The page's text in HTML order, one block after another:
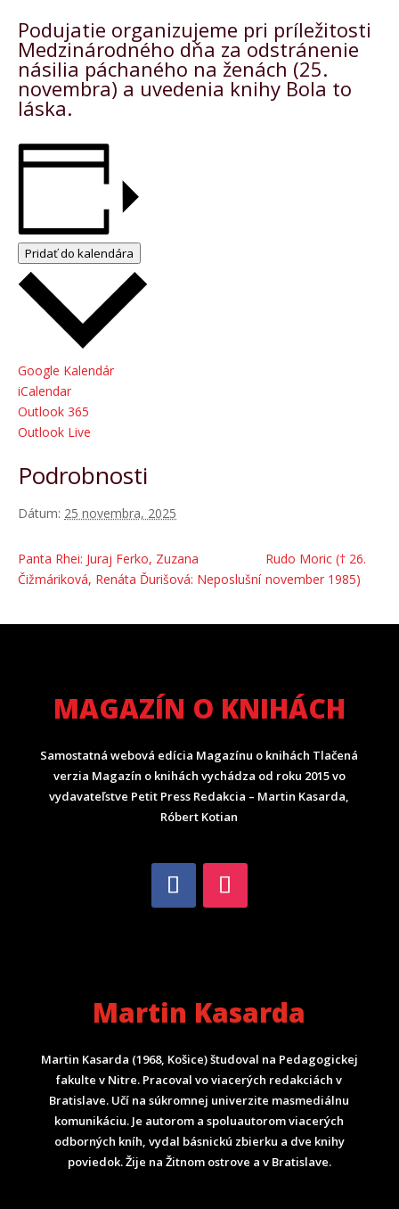
Podujatie organizujeme pri príležitosti
Medzinárodného dňa za odstránenie
násilia páchaného na ženách (25.
novembra) a uvedenia knihy Bola to
láska.
Pridať do kalendára
Google Kalendár
iCalendar
Outlook 365
Outlook Live
Podrobnosti
Dátum: 25 novembra, 2025
Panta Rhei: Juraj Ferko, Zuzana
Čižmáriková, Renáta Ďurišová: Neposlušní
Rudo Moric († 26.
november 1985)
MAGAZÍN O KNIHÁCH
Samostatná webová edícia Magazínu o knihách Tlačená
verzia Magazín o knihách vychádza od roku 2015 vo
vydavateľstve Petit Press Redakcia – Martin Kasarda,
Róbert Kotian
Martin Kasarda
Martin Kasarda (1968, Košice) študoval na Pedagogickej
fakulte v Nitre. Pracoval vo viacerých redakciách v
Bratislave. Učí na súkromnej univerzite masmediálnu
komunikáciu. Je autorom a spoluautorom viacerých
odborných kníh, vydal básnickú zbierku a dve knihy
poviedok. Žije na Žitnom ostrove a v Bratislave.